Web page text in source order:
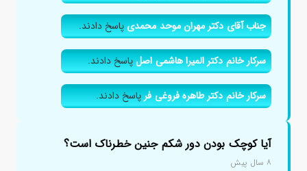
جناب آقای دکتر مهران موحد محمدیپاسخ دادند.
سرکار خانم دکتر المیرا هاشمی اصلپاسخ دادند.
سرکار خانم دکتر طاهره فروغی فرپاسخ دادند.
آیا کوچک بودن دور شکم جنین خطرناک است؟
۸ سال پیش